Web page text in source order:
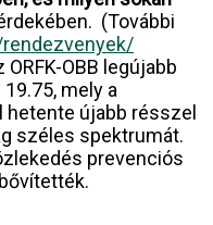
(További
OBB legújabb
19.75, mely a
újabb résszel
széles spektrumát.
prevenciós